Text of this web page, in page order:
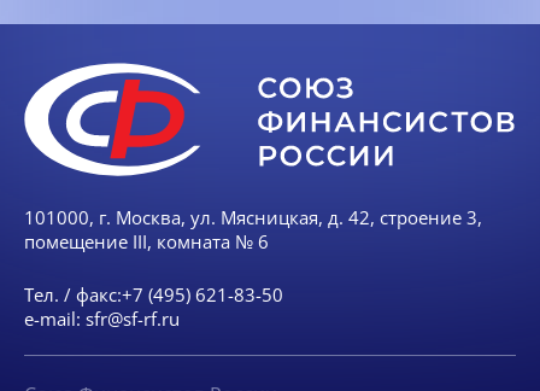
101000, г. Москва, ул. Мясницкая, д. 42, строение 3,
помещение III, комната № 6
Тел. / факс:+7 (495) 621-83-50
e-mail: sfr@sf-rf.ru